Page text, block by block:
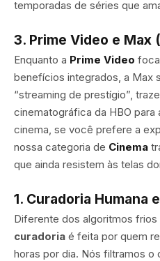
temporadas de séries que
3. Prime Video e Max
Enquanto a Prime Video
benefícios integrados, a Max
“streaming de prestígio”,
cinematográfica da HBO para
cinema, se você prefere a
nossa categoria de Cinema
que ainda resistem às telas
1. Curadoria Humana
Diferente dos algoritmos
curadoria é feita por quem
horas por dia. Nós filtramos